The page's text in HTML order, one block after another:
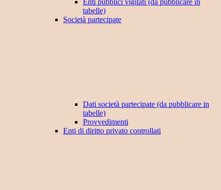
Enti pubblici vigilati (da pubblicare in
tabelle)
Società partecipate
Dati società partecipate (da pubblicare in
tabelle)
Provvedimenti
Enti di diritto privato controllati